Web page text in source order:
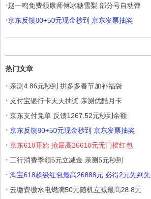
·赵一鸣免费领康师傅冰糖雪梨 部分号自动弹
·京东反馈80+50元现金秒到 京东发票抽奖
热门文章
· 亲测4.86元秒到 拼多多春节加补福袋
· 支付宝银行卡天天抽奖 亲测优酷月卡
· 京东支付免单 反馈1267.52元秒到余额
· 京东反馈80+50元现金秒到 京东发票抽奖
· 京东618开始 抢最高26618元无门槛红包
· 工行消费季领5元立减金 亲测5元秒到
· 淘宝618超级红包最高26888元 必得2元先到先
· 云缴费缴水电燃满50元随机立减最高28.8元